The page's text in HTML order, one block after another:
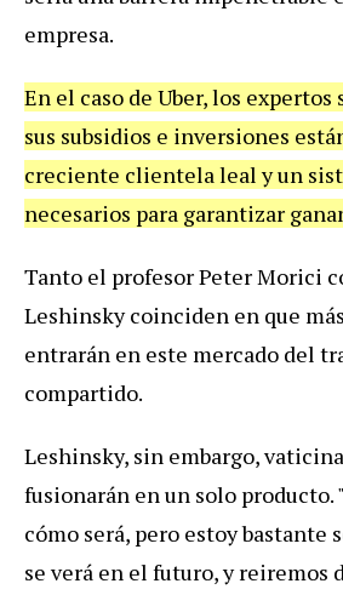
empresa.
En el caso de Uber, los expertos
sus subsidios e inversiones
creciente clientela leal y un
necesarios para garantizar
Tanto el profesor Peter Morici
Leshinsky coinciden en que
entrarán en este mercado del
compartido.
Leshinsky, sin embargo,
fusionarán en un solo producto.
cómo será, pero estoy bastante
se verá en el futuro, y reiremos